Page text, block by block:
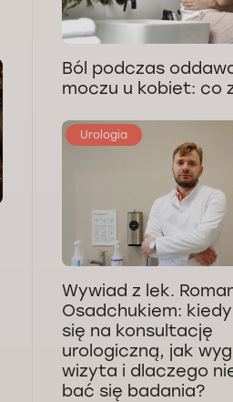
Ból podczas
moczu u kobiet: co
Urologia
Wywiad z lek.
Osadchukiem:
się na konsultację
urologiczną, jak
wizyta i dlaczego
bać się badania?